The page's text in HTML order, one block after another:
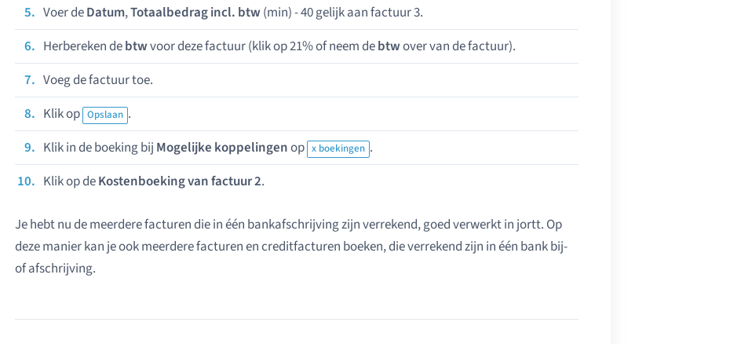
Voer deDatum,Totaalbedrag incl. btw (min) - 40 gelijk aan factuur 3.
Herbereken debtwvoor deze factuur (klik op 21% of neem debtwover van de factuur).
Voeg de factuur toe.
Klik op Opslaan .
Klik in de boeking bij Mogelijke koppelingenop x boekingen .
Klik op deKostenboeking van factuur 2.
Je hebt nu de meerdere facturen die in één bankafschrijving zijn verrekend, goed verwerkt in jortt. Op
deze manier kan je ook meerdere facturen en creditfacturen boeken, die verrekend zijn in één bank bij-
of afschrijving.